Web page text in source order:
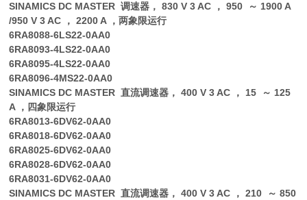
SINAMICS DC MASTER 调速器， 830 V 3 AC ， 950 ～ 1900 A
/950 V 3 AC ， 2200 A ，两象限运行
6RA8088-6LS22-0AA0
6RA8093-4LS22-0AA0
6RA8095-4LS22-0AA0
6RA8096-4MS22-0AA0
SINAMICS DC MASTER 直流调速器， 400 V 3 AC ， 15 ～ 125
A ，四象限运行
6RA8013-6DV62-0AA0
6RA8018-6DV62-0AA0
6RA8025-6DV62-0AA0
6RA8028-6DV62-0AA0
6RA8031-6DV62-0AA0
SINAMICS DC MASTER 直流调速器， 400 V 3 AC ， 210 ～ 850